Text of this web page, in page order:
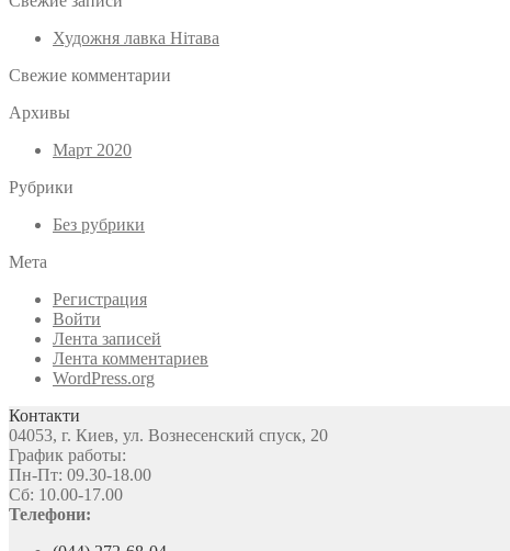
Художня лавка Нітава
Свежие комментарии
Архивы
Март 2020
Рубрики
Без рубрики
Мета
Регистрация
Войти
Лента записей
Лента комментариев
WordPress.org
Контакти
04053, г. Киев, ул. Вознесенский спуск, 20
График работы:
Пн-Пт: 09.30-18.00
Сб: 10.00-17.00
Телефони: